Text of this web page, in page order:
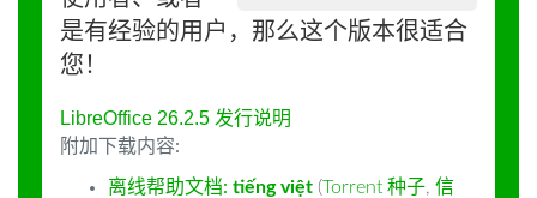
是有经验的用户，那么这个版本很适合
您！
LibreOffice 26.2.5 发行说明
附加下载内容:
离线帮助文档: tiếng việt (Torrent 种子, 信